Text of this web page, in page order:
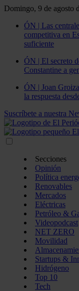
Domingo, 9 de agosto
ÓN | Las
competitiva en
suficiente
ÓN | El secreto
Constantine a
ÓN | Joan
la respuesta
Suscríbete a nuestra
Secciones
Opinión
Política
Renovables
Mercados
Eléctricas
Petróleo &
Videopodcast
NET ZERO
Movilidad
Startups &
Hidrógeno
Top 10
Tech